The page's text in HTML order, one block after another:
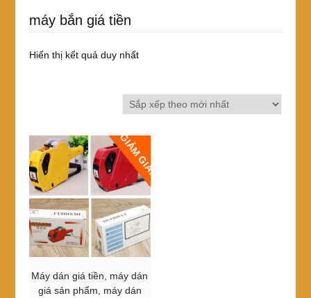
máy bắn giá tiền
Hiển thị kết quả duy nhất
GIẢM GIÁ!
Máy dán giá tiền, máy dán
giá sản phẩm, máy dán